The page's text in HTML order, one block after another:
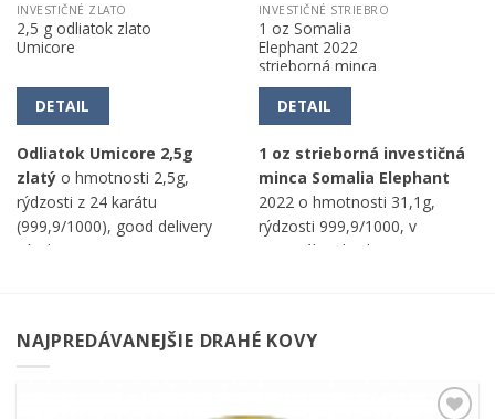
INVESTIČNÉ ZLATO
2,5 g odliatok zlato
Umicore
DETAIL
Odliatok Umicore 2,5g
zlatýo hmotnosti 2,5g,
rýdzosti z 24 karátu
(999,9/1000), good delivery
výrobca Umicore.
INVESTIČNÉ STRIEBRO
1 oz Somalia
Elephant 2022
strieborná minca
DETAIL
1 oz strieborná investičná
minca Somalia Elephant
2022 o hmotnosti 31,1g,
rýdzosti 999,9/1000, v
nominálnej hodnote 100 SOS,
NAJPREDÁVANEJŠIE DRAHÉ KOVY